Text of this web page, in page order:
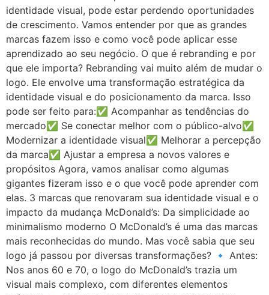
identidade visual, pode estar perdendo oportunidades
de crescimento. Vamos entender por que as grandes
marcas fazem isso e como você pode aplicar esse
aprendizado ao seu negócio. O que é rebranding e por
que ele importa? Rebranding vai muito além de mudar o
logo. Ele envolve uma transformação estratégica da
identidade visual e do posicionamento da marca. Isso
pode ser feito para:✅ Acompanhar as tendências do
mercado✅ Se conectar melhor com o público-alvo✅
Modernizar a identidade visual✅ Melhorar a percepção
da marca✅ Ajustar a empresa a novos valores e
propósitos Agora, vamos analisar como algumas
gigantes fizeram isso e o que você pode aprender com
elas. 3 marcas que renovaram sua identidade visual e o
impacto da mudança McDonald’s: Da simplicidade ao
minimalismo moderno O McDonald’s é uma das marcas
mais reconhecidas do mundo. Mas você sabia que seu
logo já passou por diversas transformações? 🔹 Antes:
Nos anos 60 e 70, o logo do McDonald’s trazia um
visual mais complexo, com diferentes elementos